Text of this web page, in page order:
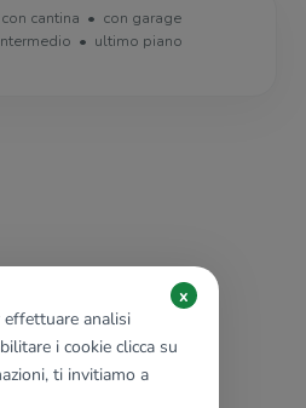
con cantina
con garage
ultimo piano
effettuare analisi
i cookie clicca su
ti invitiamo a
x